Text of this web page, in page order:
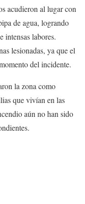
acudieron al lugar con
de agua, logrando
intensas labores.
lesionadas, ya que el
del incidente.
la zona como
que vivían en las
aún no han sido